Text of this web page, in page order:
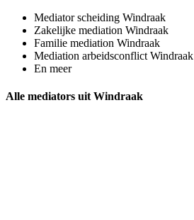
Mediator scheiding Windraak
Zakelijke mediation Windraak
Familie mediation Windraak
Mediation arbeidsconflict Windraak
En meer
Alle mediators uit Windraak